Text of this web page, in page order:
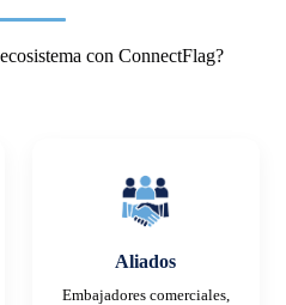
con ConnectFlag?
Aliados
Embajadores comerciales,